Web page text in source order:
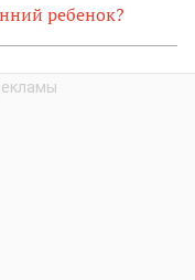
ребенок?